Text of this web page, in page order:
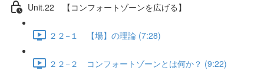
Unit.22 【コンフォートゾーンを広げる】
２２−１ 【場】の理論 (7:28)
２２−２ コンフォートゾーンとは何か？ (9:22)